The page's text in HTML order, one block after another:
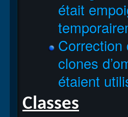
était
Correction
clones
étaient
Classes